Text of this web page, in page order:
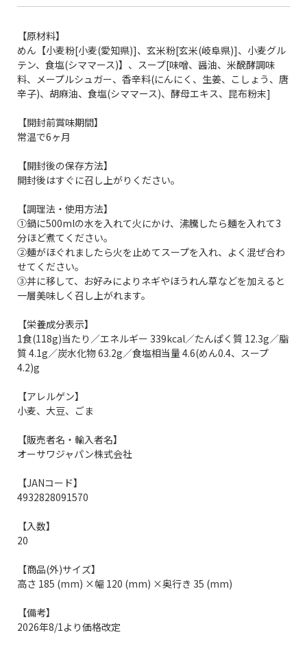
【原材料】
めん【小麦粉[小麦(愛知県)]、玄米粉[玄米(岐阜県)]、小麦グル
テン、食塩(シママース)】、スープ[味噌、醤油、米醗酵調味
料、メープルシュガー、香辛料(にんにく、生姜、こしょう、唐
辛子)、胡麻油、食塩(シママース)、酵母エキス、昆布粉末]
【開封前賞味期間】
常温で6ヶ月
【開封後の保存方法】
開封後はすぐに召し上がりください。
【調理法・使用方法】
①鍋に500mlの水を入れて火にかけ、沸騰したら麺を入れて3
分ほど煮てください。
②麺がほぐれましたら火を止めてスープを入れ、よく混ぜ合わ
せてください。
③丼に移して、お好みによりネギやほうれん草などを加えると
一層美味しく召し上がれます。
【栄養成分表示】
1食(118g)当たり／エネルギー 339kcal／たんぱく質 12.3g／脂
質 4.1g／炭水化物 63.2g／食塩相当量 4.6(めん0.4、スープ
4.2)g
【アレルゲン】
小麦、大豆、ごま
【販売者名・輸入者名】
オーサワジャパン株式会社
【JANコード】
4932828091570
【入数】
20
【商品(外)サイズ】
高さ 185 (mm) ×幅 120 (mm) ×奥行き 35 (mm)
【備考】
2026年8/1より価格改定